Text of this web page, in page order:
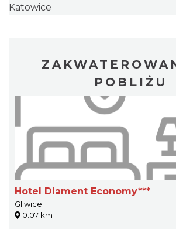
Katowice
POBLIŻU
Hotel Diament Economy***
Gliwice
0.07 km